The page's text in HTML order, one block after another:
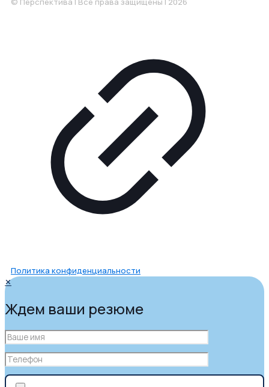
Политика конфиденциальности
✕
Ждем ваши резюме